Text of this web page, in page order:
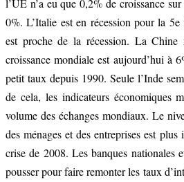
l’UE n’a eu que 0,2% de croissance
0%. L’Italie est en récession pour la
est proche de la récession. La Chine
croissance mondiale est aujourd’hui à
petit taux depuis 1990. Seule l’Inde
de cela, les indicateurs économiques
volume des échanges mondiaux. Le
des ménages et des entreprises est
crise de 2008. Les banques nationales
pousser pour faire remonter les taux